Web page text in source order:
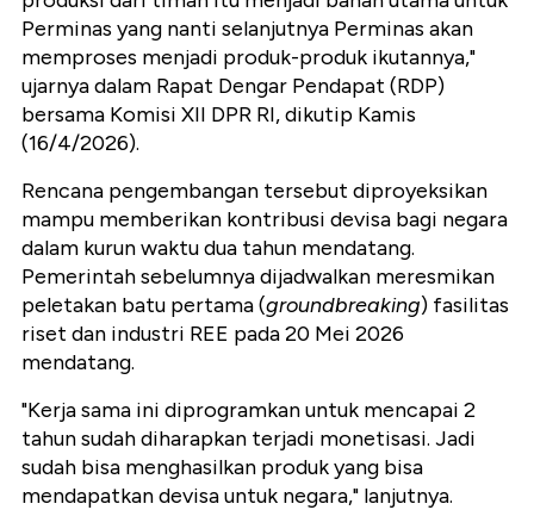
Perminas yang nanti selanjutnya Perminas akan
memproses menjadi produk-produk ikutannya,"
ujarnya dalam Rapat Dengar Pendapat (RDP)
bersama Komisi XII DPR RI, dikutip Kamis
(16/4/2026).
Rencana pengembangan tersebut diproyeksikan
mampu memberikan kontribusi devisa bagi negara
dalam kurun waktu dua tahun mendatang.
Pemerintah sebelumnya dijadwalkan meresmikan
peletakan batu pertama (groundbreaking) fasilitas
riset dan industri REE pada 20 Mei 2026
mendatang.
"Kerja sama ini diprogramkan untuk mencapai 2
tahun sudah diharapkan terjadi monetisasi. Jadi
sudah bisa menghasilkan produk yang bisa
mendapatkan devisa untuk negara," lanjutnya.